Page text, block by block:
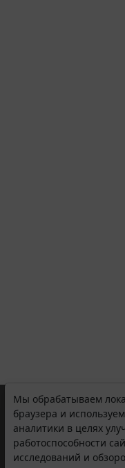
Мы обрабатываем
браузера и
аналитики в целях
работоспособности
исследований и
© ООО "НПП "ГАРАНТ-
участниками
Все права на
Полное или